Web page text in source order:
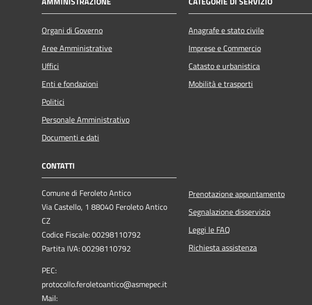
Organi di Governo
Aree Amministrative
Uffici
Enti e fondazioni
Politici
Personale Amministrativo
Documenti e dati
Anagrafe e stato civile
Imprese e Commercio
Catasto e urbanistica
Mobilità e trasporti
CONTATTI
Comune di Feroleto Antico
Via Castello, 1 88040 Feroleto Antico
CZ
Codice Fiscale: 00298110792
Partita IVA: 00298110792
PEC:
protocollo.feroletoantico@asmepec.it
Mail:
Prenotazione appuntamento
Segnalazione disservizio
Leggi le FAQ
Richiesta assistenza